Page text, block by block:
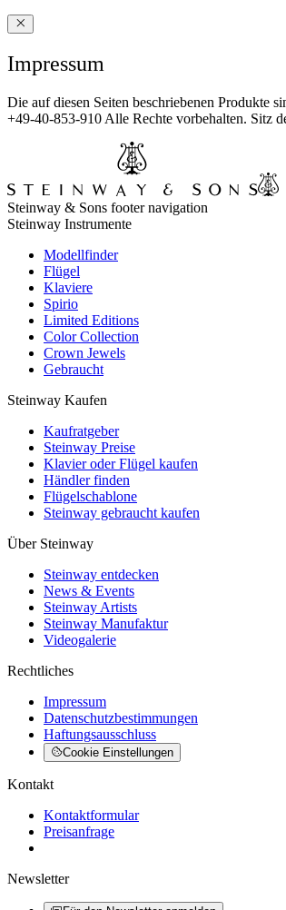
Impressum
Die auf diesen Seiten beschriebenen Produkte
+49-40-853-910 Alle Rechte vorbehalten. Sitz
Steinway & Sons footer navigation
Steinway Instrumente
Modellfinder
Flügel
Klaviere
Spirio
Limited Editions
Color Collection
Crown Jewels
Gebraucht
Steinway Kaufen
Kaufratgeber
Steinway Preise
Klavier oder Flügel kaufen
Händler finden
Flügelschablone
Steinway gebraucht kaufen
Über Steinway
Steinway entdecken
News & Events
Steinway Artists
Steinway Manufaktur
Videogalerie
Rechtliches
Impressum
Datenschutzbestimmungen
Haftungsausschluss
Cookie Einstellungen
Kontakt
Kontaktformular
Preisanfrage
Newsletter